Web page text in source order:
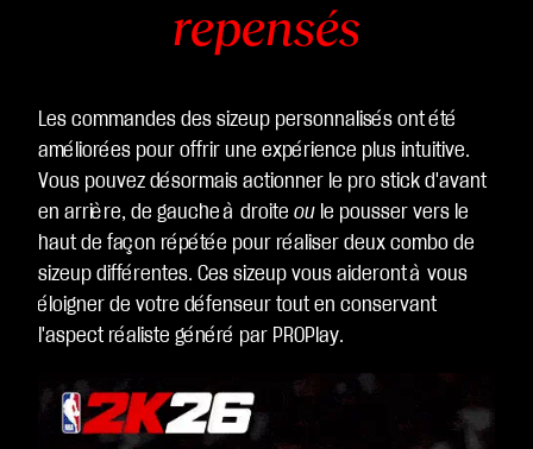
repensés
Les commandes des sizeup personnalisés ont été
améliorées pour offrir une expérience plus intuitive.
Vous pouvez désormais actionner le pro stick d'avant
en arrière, de gauche à droite ou le pousser vers le
haut de façon répétée pour réaliser deux combo de
sizeup différentes. Ces sizeup vous aideront à vous
éloigner de votre défenseur tout en conservant
l'aspect réaliste généré par PROPlay.